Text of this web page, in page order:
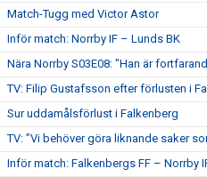
Match-Tugg med Victor Astor
Inför match: Norrby IF – Lunds BK
Nära Norrby S03E08: "Han är
TV: Filip Gustafsson efter förlusten i
Sur uddamålsförlust i Falkenberg
TV: ”Vi behöver göra liknande saker
Inför match: Falkenbergs FF – Norrby